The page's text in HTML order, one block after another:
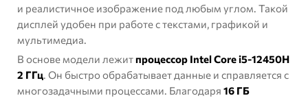
и реалистичное изображение под любым углом. Такой
дисплей удобен при работе с текстами, графикой и
мультимедиа.
В основе модели лежитпроцессор Intel Core i5-12450H
2 ГГц. Он быстро обрабатывает данные и справляется с
многозадачными процессами. Благодаря 16 ГБ